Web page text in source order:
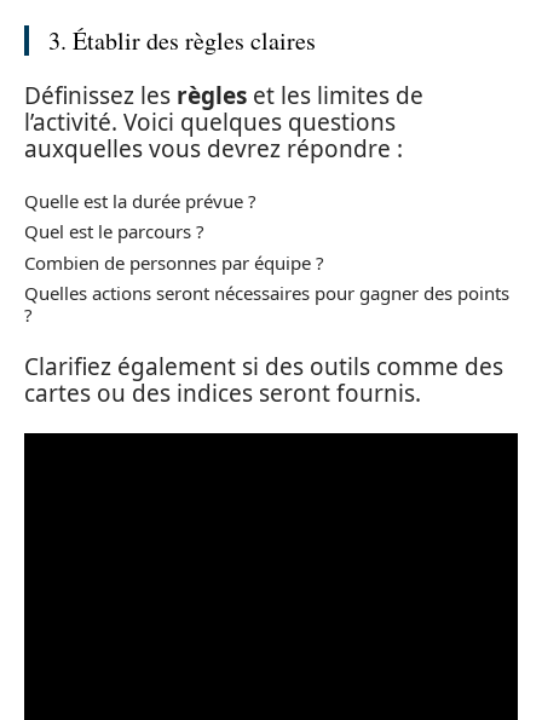
3. Établir des règles claires
Définissez les règles et les limites de
l’activité. Voici quelques questions
auxquelles vous devrez répondre :
Quelle est la durée prévue ?
Quel est le parcours ?
Combien de personnes par équipe ?
Quelles actions seront nécessaires pour gagner des points
?
Clarifiez également si des outils comme des
cartes ou des indices seront fournis.